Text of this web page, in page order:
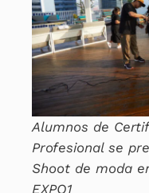
Alumnos de
Profesional se
Shoot de moda
EXPO1